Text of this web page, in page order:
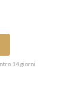
14 giorni